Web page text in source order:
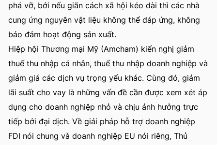
phá vỡ, bởi nếu giãn cách xã hội kéo dài thì các nhà
cung ứng nguyên vật liệu không thể đáp ứng, không
bảo đảm hoạt động sản xuất.
Hiệp hội Thương mại Mỹ (Amcham) kiến nghị giảm
thuế thu nhập cá nhân, thuế thu nhập doanh nghiệp và
giảm giá các dịch vụ trọng yếu khác. Cùng đó, giảm
lãi suất cho vay là những vấn đề cần được xem xét áp
dụng cho doanh nghiệp nhỏ và chịu ảnh hưởng trực
tiếp bởi đại dịch. Về giải pháp hỗ trợ doanh nghiệp
FDI nói chung và doanh nghiệp EU nói riêng, Thủ